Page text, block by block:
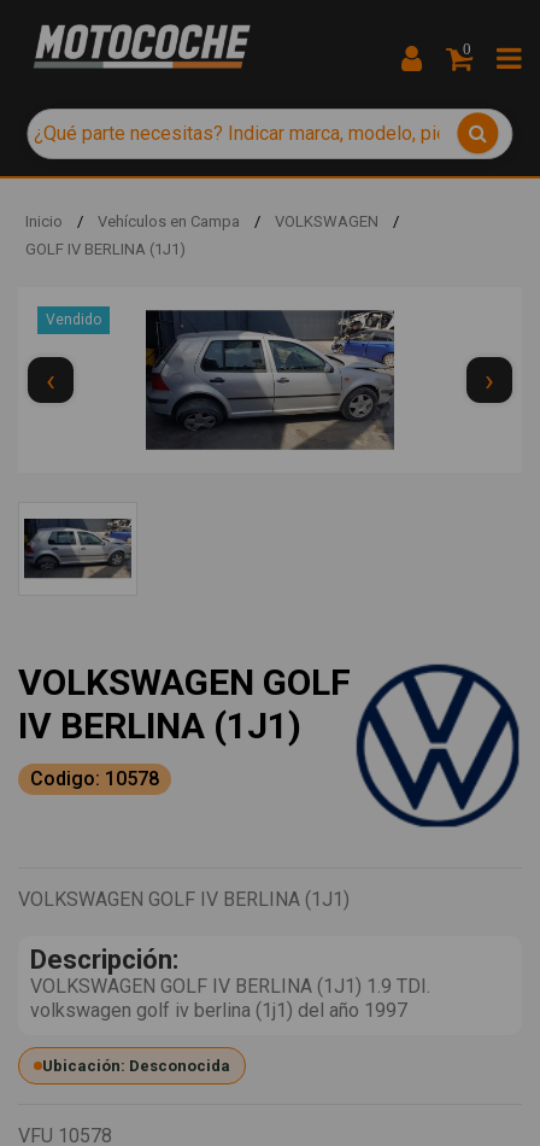
0
Inicio / Vehículos en Campa / VOLKSWAGEN
/
GOLF IV BERLINA (1J1)
Vendido
‹ ›
VOLKSWAGEN GOLF
IV BERLINA (1J1)
Codigo: 10578
VOLKSWAGEN GOLF IV BERLINA (1J1)
Descripción:
VOLKSWAGEN GOLF IV BERLINA (1J1) 1.9 TDI.
volkswagen golf iv berlina (1j1) del año 1997
Ubicación: Desconocida
VFU 10578